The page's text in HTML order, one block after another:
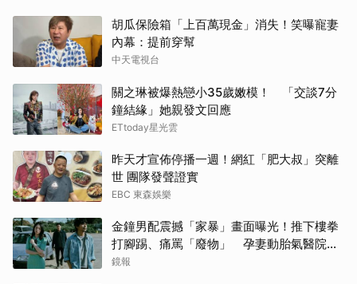
胡瓜保險箱「上百萬現金」消失！笑曝寵妻
內幕：提前穿幫
中天電視台
關之琳被爆熱戀小35歲嫩模！ 「交談7分
鐘結緣」她親發文回應
ETtoday星光雲
昨天才宣佈停播一週！網紅「肥大叔」突離
世 團隊發聲證實
EBC 東森娛樂
金鐘男配震撼「家暴」畫面曝光！推下樓拳
打腳踢、痛罵「廢物」 孕妻動胎氣醫院爆
激烈衝突
鏡報